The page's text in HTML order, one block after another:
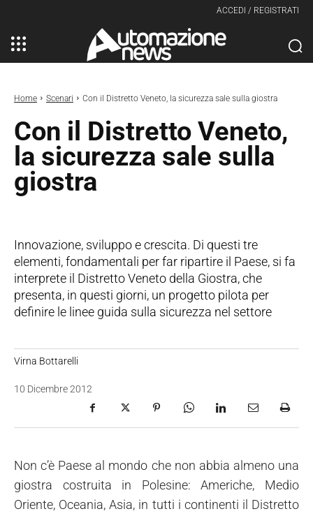
ACCEDI / REGISTRATI
Home Scenari Con il Distretto Veneto, la sicurezza sale sulla giostra
Con il Distretto Veneto,
la sicurezza sale sulla
giostra
Innovazione, sviluppo e crescita. Di questi tre
elementi, fondamentali per far ripartire il Paese, si fa
interprete il Distretto Veneto della Giostra, che
presenta, in questi giorni, un progetto pilota per
definire le linee guida sulla sicurezza nel settore
Virna Bottarelli
10 Dicembre 2012
Non c’è Paese al mondo che non abbia almeno una
giostra costruita in Polesine: Americhe, Medio
Oriente, Oceania, Asia, in tutti i continenti il Distretto